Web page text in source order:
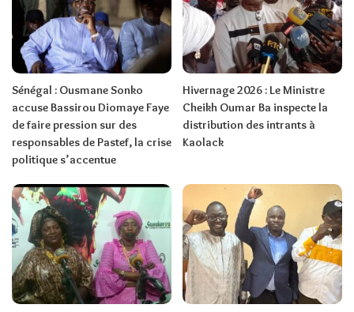
Sénégal : Ousmane Sonko
accuse Bassirou Diomaye Faye
de faire pression sur des
responsables de Pastef, la crise
politique s’accentue
Hivernage 2026 : Le Ministre
Cheikh Oumar Ba inspecte la
distribution des intrants à
Kaolack